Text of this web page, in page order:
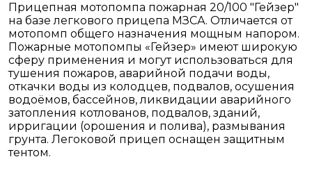
Прицепная мотопомпа пожарная 20/100 "Гейзер"
на базе легкового прицепа МЗСА. Отличается от
мотопомп общего назначения мощным напором.
Пожарные мотопомпы «Гейзер» имеют широкую
сферу применения и могут использоваться для
тушения пожаров, аварийной подачи воды,
откачки воды из колодцев, подвалов, осушения
водоёмов, бассейнов, ликвидации аварийного
затопления котлованов, подвалов, зданий,
ирригации (орошения и полива), размывания
грунта. Легоковой прицеп оснащен защитным
тентом.